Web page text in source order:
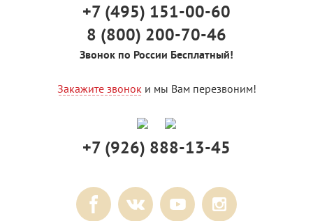
+7 (495) 151-00-60
8 (800) 200-70-46
Звонок по России Бесплатный!
Закажите звоноки мы Вам перезвоним!
+7 (926) 888-13-45